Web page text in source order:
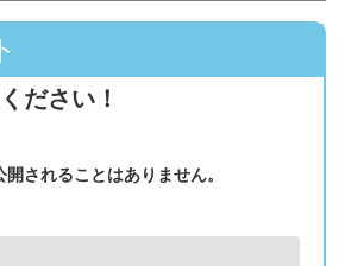
ださい！
されることはありません。